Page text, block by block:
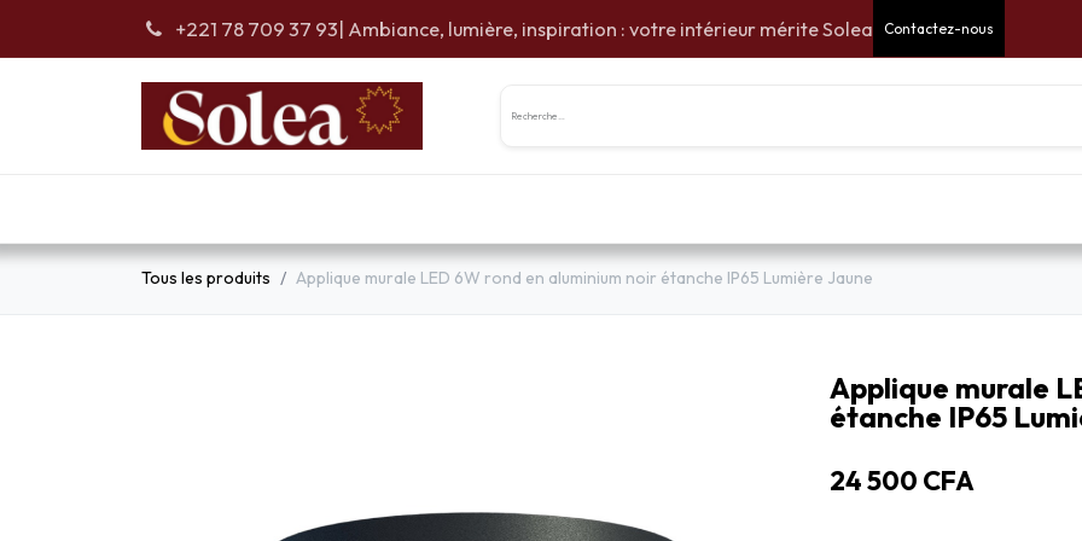
+221 78 709 37 93| Ambiance, lumière, inspiration : votre intérieur mérite Solea Contactez-nous
Tous les produits Applique murale LED 6W rond en aluminium noir étanche IP65 Lumière Jaune
Applique murale
étanche IP65
24 500 CFA